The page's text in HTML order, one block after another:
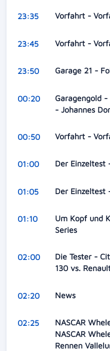
23:35 Vorfahrt -
23:45 Vorfahrt -
23:50 Garage 21 -
00:20
Garagengold
- Johannes
00:50 Vorfahrt -
01:00 Der Einzeltest
01:05 Der Einzeltest
01:10
Um Kopf und
Series
02:00
Die Tester -
130 vs.
02:20 News
02:25
NASCAR
NASCAR
Rennen